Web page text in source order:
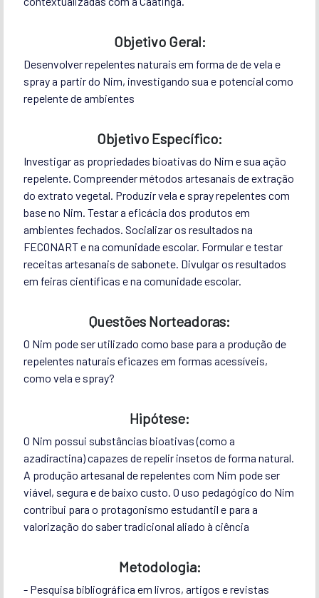
Objetivo Geral:
Desenvolver repelentes naturais em forma de de vela e
spray a partir do Nim, investigando sua e potencial como
repelente de ambientes
Objetivo Específico:
Investigar as propriedades bioativas do Nim e sua ação
repelente. Compreender métodos artesanais de extração
do extrato vegetal. Produzir vela e spray repelentes com
base no Nim. Testar a eficácia dos produtos em
ambientes fechados. Socializar os resultados na
FECONART e na comunidade escolar. Formular e testar
receitas artesanais de sabonete. Divulgar os resultados
em feiras científicas e na comunidade escolar.
Questões Norteadoras:
O Nim pode ser utilizado como base para a produção de
repelentes naturais eficazes em formas acessíveis,
como vela e spray?
Hipótese:
O Nim possui substâncias bioativas (como a
azadiractina) capazes de repelir insetos de forma natural.
A produção artesanal de repelentes com Nim pode ser
viável, segura e de baixo custo. O uso pedagógico do Nim
contribui para o protagonismo estudantil e para a
valorização do saber tradicional aliado à ciência
Metodologia:
- Pesquisa bibliográfica em livros, artigos e revistas